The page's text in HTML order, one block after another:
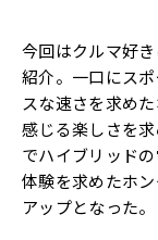
今回はクルマ好
紹介。一口にス
スな速さを求め
感じる楽しさを
でハイブリッド
体験を求めたホ
アップとなった。